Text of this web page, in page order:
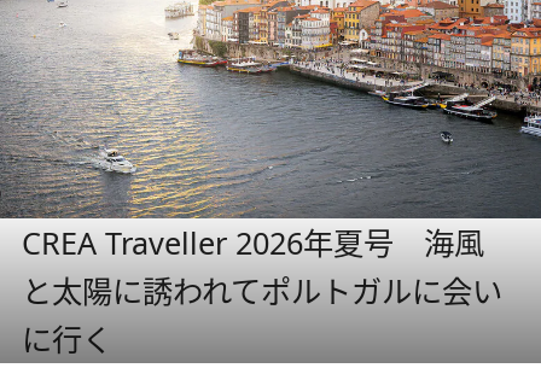
CREA Traveller 2026年夏号 海風
と太陽に誘われてポルトガルに会い
に行く